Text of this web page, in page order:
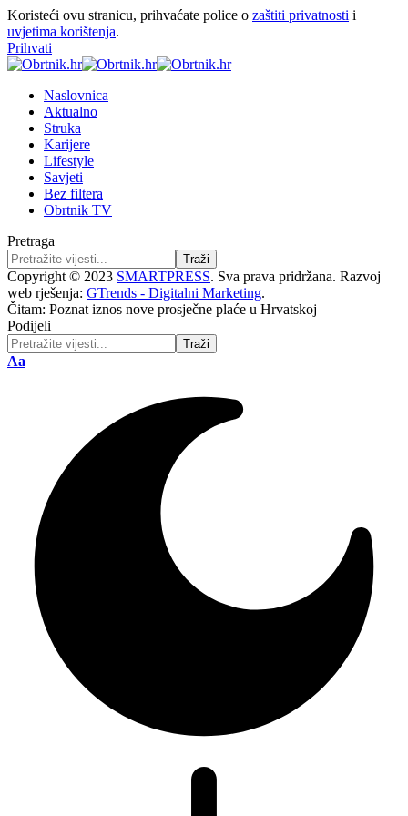
Koristeći ovu stranicu, prihvaćate police o zaštiti privatnosti i
uvjetima korištenja.
Prihvati
Naslovnica
Aktualno
Struka
Karijere
Lifestyle
Savjeti
Bez filtera
Obrtnik TV
Pretraga
Copyright © 2023 SMARTPRESS. Sva prava pridržana. Razvoj
web rješenja: GTrends - Digitalni Marketing.
Čitam: Poznat iznos nove prosječne plaće u Hrvatskoj
Podijeli
Aa